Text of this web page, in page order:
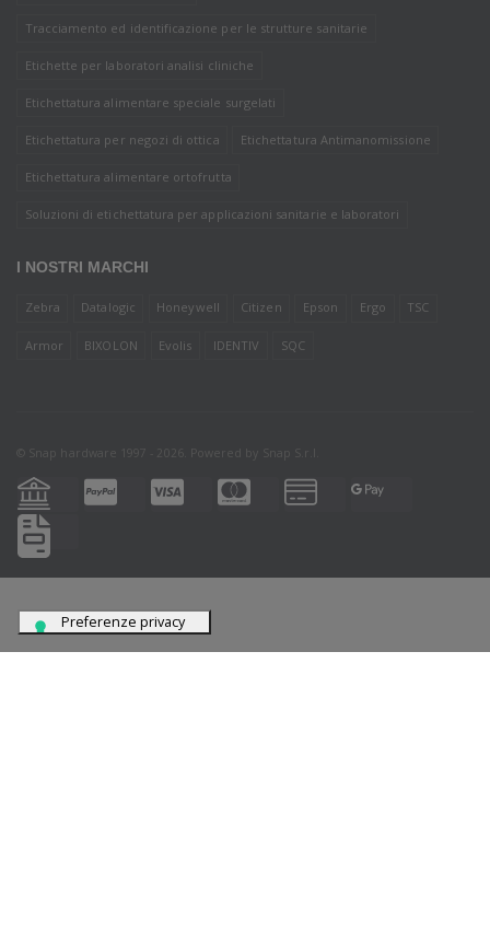
Tracciamento ed identificazione per le strutture sanitarie
Etichette per laboratori analisi cliniche
Etichettatura alimentare speciale surgelati
Etichettatura per negozi di ottica Etichettatura Antimanomissione
Etichettatura alimentare ortofrutta
Soluzioni di etichettatura per applicazioni sanitarie e laboratori
I NOSTRI MARCHI
Zebra Datalogic Honeywell Citizen Epson Ergo TSC
Armor BIXOLON Evolis IDENTIV SQC
© Snap hardware 1997 - 2026. Powered by Snap S.r.l.